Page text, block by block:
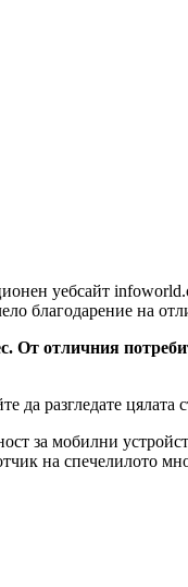
уебсайт
благодарение на
От отличния
да разгледате цялата
за мобилни
на спечелилото